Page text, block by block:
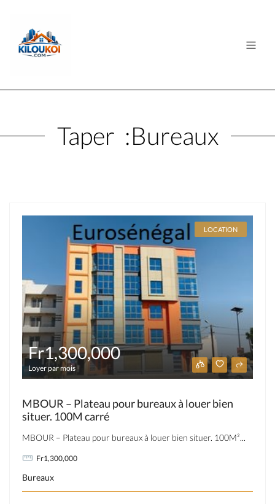
Taper :Bureaux
LOCATION
Fr1,300,000
Loyer par mois
MBOUR – Plateau pour bureaux à louer bien
situer. 100M carré
MBOUR – Plateau pour bureaux à louer bien situer. 100M²...
Fr1,300,000
Bureaux